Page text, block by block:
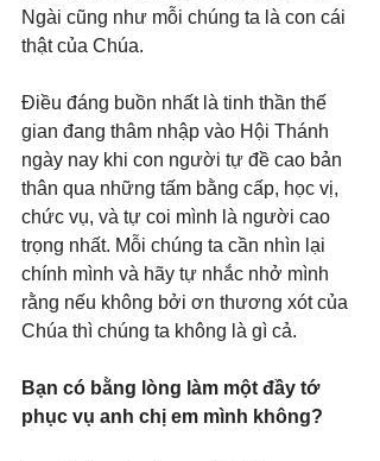
Ngài cũng như mỗi chúng ta là con cái
thật của Chúa.
Điều đáng buồn nhất là tinh thần thế
gian đang thâm nhập vào Hội Thánh
ngày nay khi con người tự đề cao bản
thân qua những tấm bằng cấp, học vị,
chức vụ, và tự coi mình là người cao
trọng nhất. Mỗi chúng ta cần nhìn lại
chính mình và hãy tự nhắc nhở mình
rằng nếu không bởi ơn thương xót của
Chúa thì chúng ta không là gì cả.
Bạn có bằng lòng làm một đầy tớ
phục vụ anh chị em mình không?